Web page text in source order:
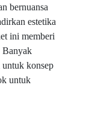
bernuansa
estetika
ini memberi
Banyak
konsep
untuk